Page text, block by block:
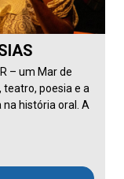
– um Mar de
teatro, poesia e a
história oral. A